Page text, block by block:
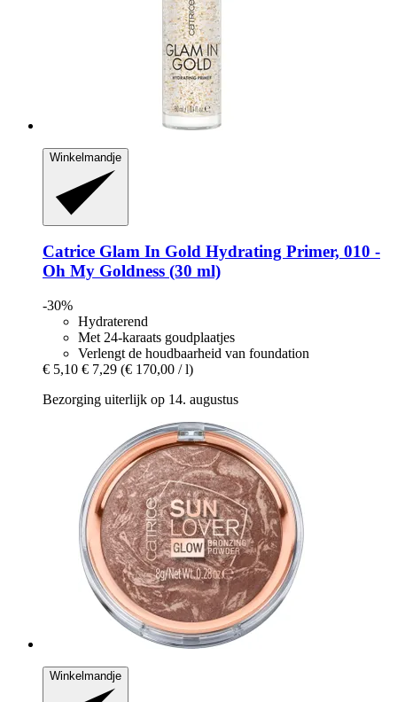
Winkelmandje
Catrice Glam In Gold Hydrating Primer, 010 -​
Oh My Goldness (30 ml)
-30%
Hydraterend
Met 24-karaats goudplaatjes
Verlengt de houdbaarheid van foundation
€ 5,10 € 7,29 (€ 170,00 / l)
Bezorging uiterlijk op 14. augustus
Winkelmandje